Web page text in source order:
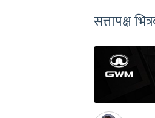
सत्तापक्ष